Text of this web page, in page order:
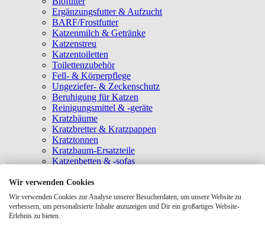
Ergänzungsfutter & Aufzucht
BARF/Frostfutter
Katzenmilch & Getränke
Katzenstreu
Katzentoiletten
Toilettenzubehör
Fell- & Körperpflege
Ungeziefer- & Zeckenschutz
Beruhigung für Katzen
Reinigungsmittel & -geräte
Kratzbäume
Kratzbretter & Kratzpappen
Kratztonnen
Kratzbaum-Ersatzteile
Katzenbetten & -sofas
Katzenhäuser
Hängematten & Fensterliegeplätze
Katzendecken & -matten
Baldrian- & Catnipspielzeug
Wir verwenden Cookies
Wir verwenden Cookies zur Analyse unserer Besucherdaten, um unsere Website zu
verbessern, um personalisierte Inhalte anzuzeigen und Dir ein großartiges Website-
Erlebnis zu bieten.